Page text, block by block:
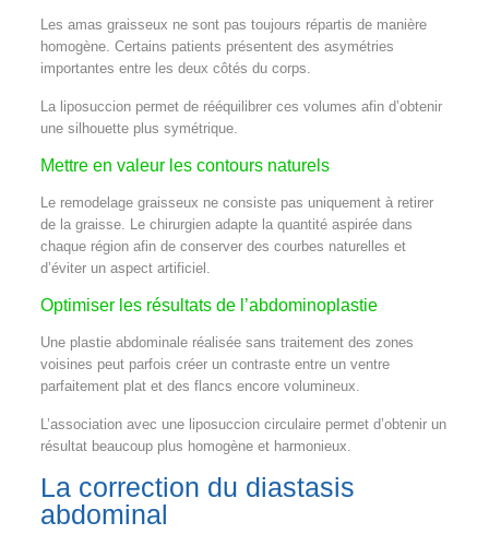
Les amas graisseux ne sont pas toujours répartis de manière
homogène. Certains patients présentent des asymétries
importantes entre les deux côtés du corps.
La liposuccion permet de rééquilibrer ces volumes afin d’obtenir
une silhouette plus symétrique.
Mettre en valeur les contours naturels
Le remodelage graisseux ne consiste pas uniquement à retirer
de la graisse. Le chirurgien adapte la quantité aspirée dans
chaque région afin de conserver des courbes naturelles et
d’éviter un aspect artificiel.
Optimiser les résultats de l’abdominoplastie
Une plastie abdominale réalisée sans traitement des zones
voisines peut parfois créer un contraste entre un ventre
parfaitement plat et des flancs encore volumineux.
L’association avec une liposuccion circulaire permet d’obtenir un
résultat beaucoup plus homogène et harmonieux.
La correction du diastasis
abdominal